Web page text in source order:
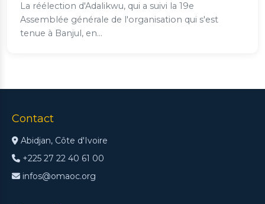
La réélection d'Adalikwu, qui a suivi la 19e
Assemblée générale de l'organisation qui s'est
tenue à Banjul, en...
Contact
Abidjan, Côte d'Ivoire
+225 27 22 40 61 00
infos@omaoc.org